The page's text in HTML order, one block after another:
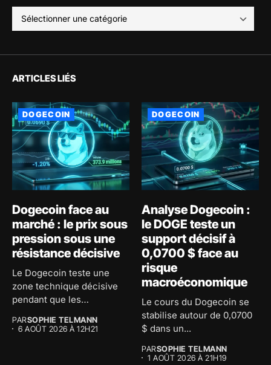
ARTICLES LIÉS
DOGECOIN
Dogecoin face au
marché : le prix sous
pression sous une
résistance décisive
Le Dogecoin teste une
zone technique décisive
pendant que les
accumulent...
PARSOPHIE TELMANN
6 AOÛT 2026 À 12H21
DOGECOIN
Analyse Dogecoin :
le DOGE teste un
support décisif à
0,0700 $ face au
risque
macroéconomique
Le cours du Dogecoin se
stabilise autour de 0,0700
$ dans un...
PARSOPHIE TELMANN
1 AOÛT 2026 À 21H19